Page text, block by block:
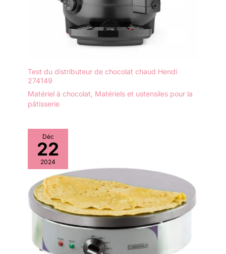
Test du distributeur de chocolat chaud Hendi
274149
Matériel à chocolat Matériels et ustensiles pour la
pâtisserie
Déc
22
2024